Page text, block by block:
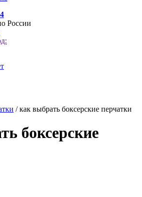
России
/как выбрать боксерские перчатки
боксерские